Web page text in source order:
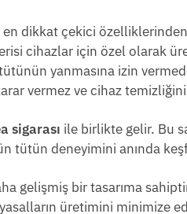
dikkat çekici
cihazlar için özel olarak
yanmasına izin
vermez ve cihaz
sigarası ile birlikte gelir. Bu
tütün deneyimini anında
gelişmiş bir tasarıma
üretimini minimize